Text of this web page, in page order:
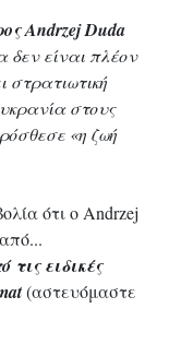
Andrzej Duda
δεν είναι πλέον
στρατιωτική
στους
«η ζωή
ότι ο Andrzej
ειδικές
(αστευόμαστε